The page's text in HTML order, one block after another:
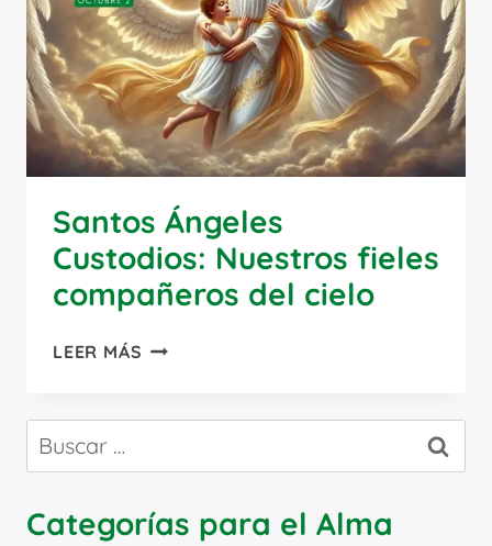
Santos Ángeles
Custodios: Nuestros fieles
compañeros del cielo
LEER MÁS SANTOS
NUESTROS
COMPAÑEROS
CIELO
Buscar:
Categorías para el Alma